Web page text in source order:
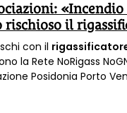
rischioso il
con il
la Rete NoRigass
Posidonia Porto